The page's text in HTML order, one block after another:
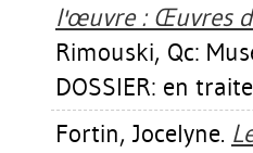
l'œuvre : Œuvres
Rimouski, Qc:
DOSSIER: en
Fortin, Jocelyne.